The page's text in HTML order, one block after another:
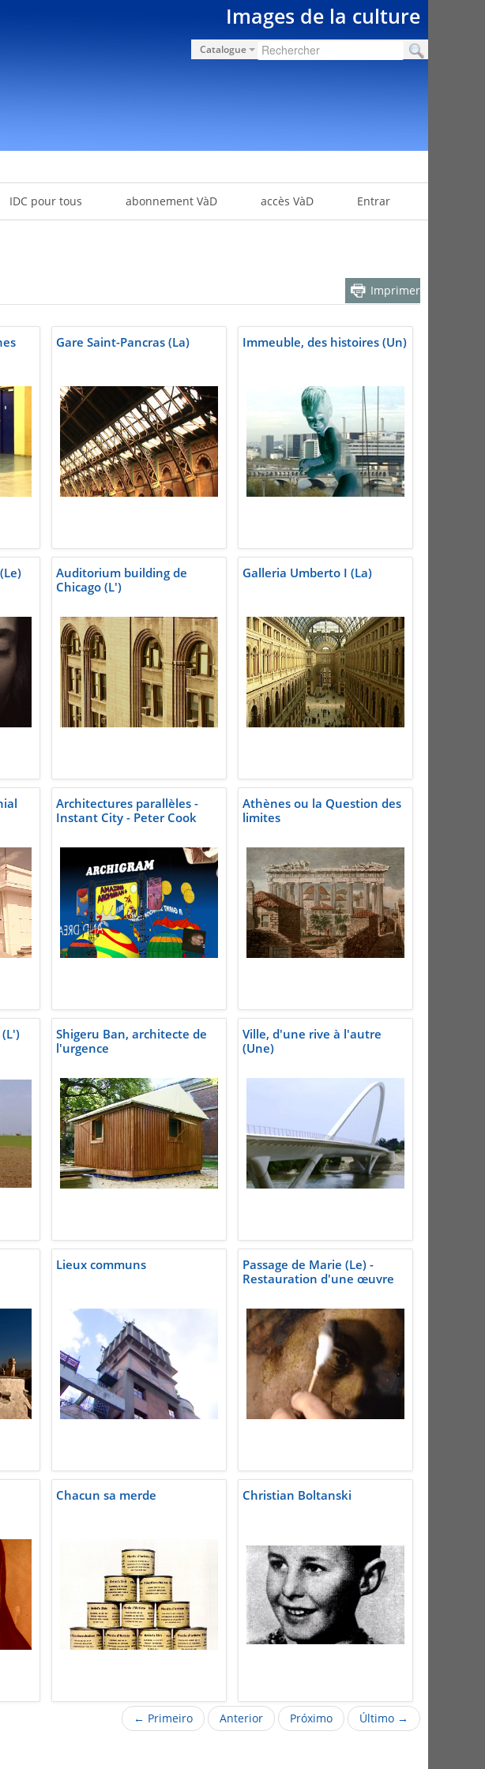
Images de la culture
Catalogue
IDC pour tous abonnement VàD accès VàD Entrar
Imprimer
Gare Saint-Pancras (La) Immeuble, des histoires (Un)
Auditorium building de
Chicago (L')
Galleria Umberto I (La)
Architectures parallèles -
Instant City - Peter Cook
Athènes ou la Question des
limites
Shigeru Ban, architecte de
l'urgence
Ville, d'une rive à l'autre
(Une)
Lieux communs
Passage de Marie (Le) -
Restauration d'une œuvre
Chacun sa merde Christian Boltanski
← Primeiro Anterior Próximo Último →